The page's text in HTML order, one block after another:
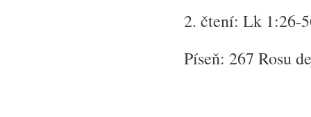
2. čtení: Lk 1:26-
Píseň: 267 Rosu